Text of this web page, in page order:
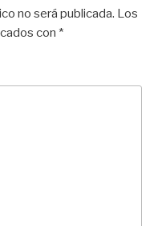
no será publicada. Los
con *